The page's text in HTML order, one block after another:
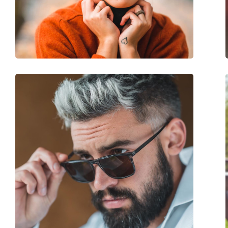
100 g
Plaquettes de nez ajustables:
Non
Accessoires
Étui:
Non
Tissu de nettoyage:
Oui
Pour hommes
Lunettes de soleil
Marque:
Polaroid
Utilisation:
Mode
Code:
PLD 2102/S/X 7C5